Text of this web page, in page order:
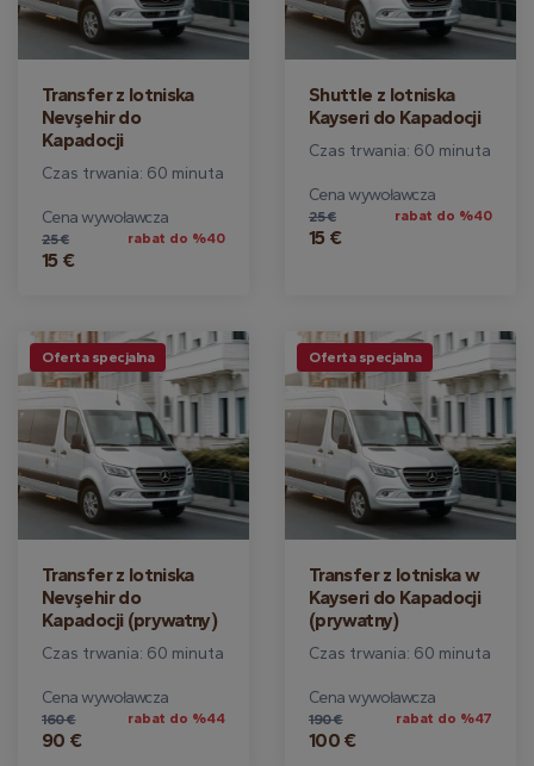
Transfer z lotniska
Nevşehir do
Kapadocji
Czas trwania: 60 minuta
Cena wywoławcza
25 €
15 €
rabat do %40
Shuttle z lotniska
Kayseri do Kapadocji
Czas trwania: 60 minuta
Cena wywoławcza
25 €
15 €
rabat do %40
Oferta specjalna
Transfer z lotniska
Nevşehir do
Kapadocji (prywatny)
Czas trwania: 60 minuta
Cena wywoławcza
160 €
90 €
rabat do %44
Oferta specjalna
Transfer z lotniska w
Kayseri do Kapadocji
(prywatny)
Czas trwania: 60 minuta
Cena wywoławcza
190 €
100 €
rabat do %47